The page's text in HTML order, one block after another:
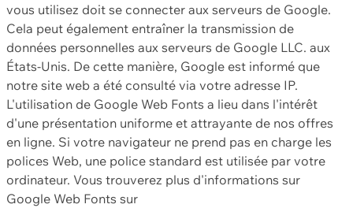
vous utilisez doit se connecter aux serveurs de Google.
Cela peut également entraîner la transmission de
données personnelles aux serveurs de Google LLC. aux
États-Unis. De cette manière, Google est informé que
notre site web a été consulté via votre adresse IP.
L'utilisation de Google Web Fonts a lieu dans l'intérêt
d'une présentation uniforme et attrayante de nos offres
en ligne. Si votre navigateur ne prend pas en charge les
polices Web, une police standard est utilisée par votre
ordinateur. Vous trouverez plus d'informations sur
Google Web Fonts sur